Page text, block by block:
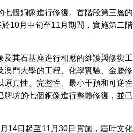
個銅像進行修復。首階段第三層的
10月中旬至11月期間，實施第二階
及其石基座進行相應的維護與修復工
門大學的工程、化學實驗、金屬修
真性、完整性、最小干預和可逆性
坊的七個銅像進行整體修復，並已
14日起至11月30日實施，屆時文化